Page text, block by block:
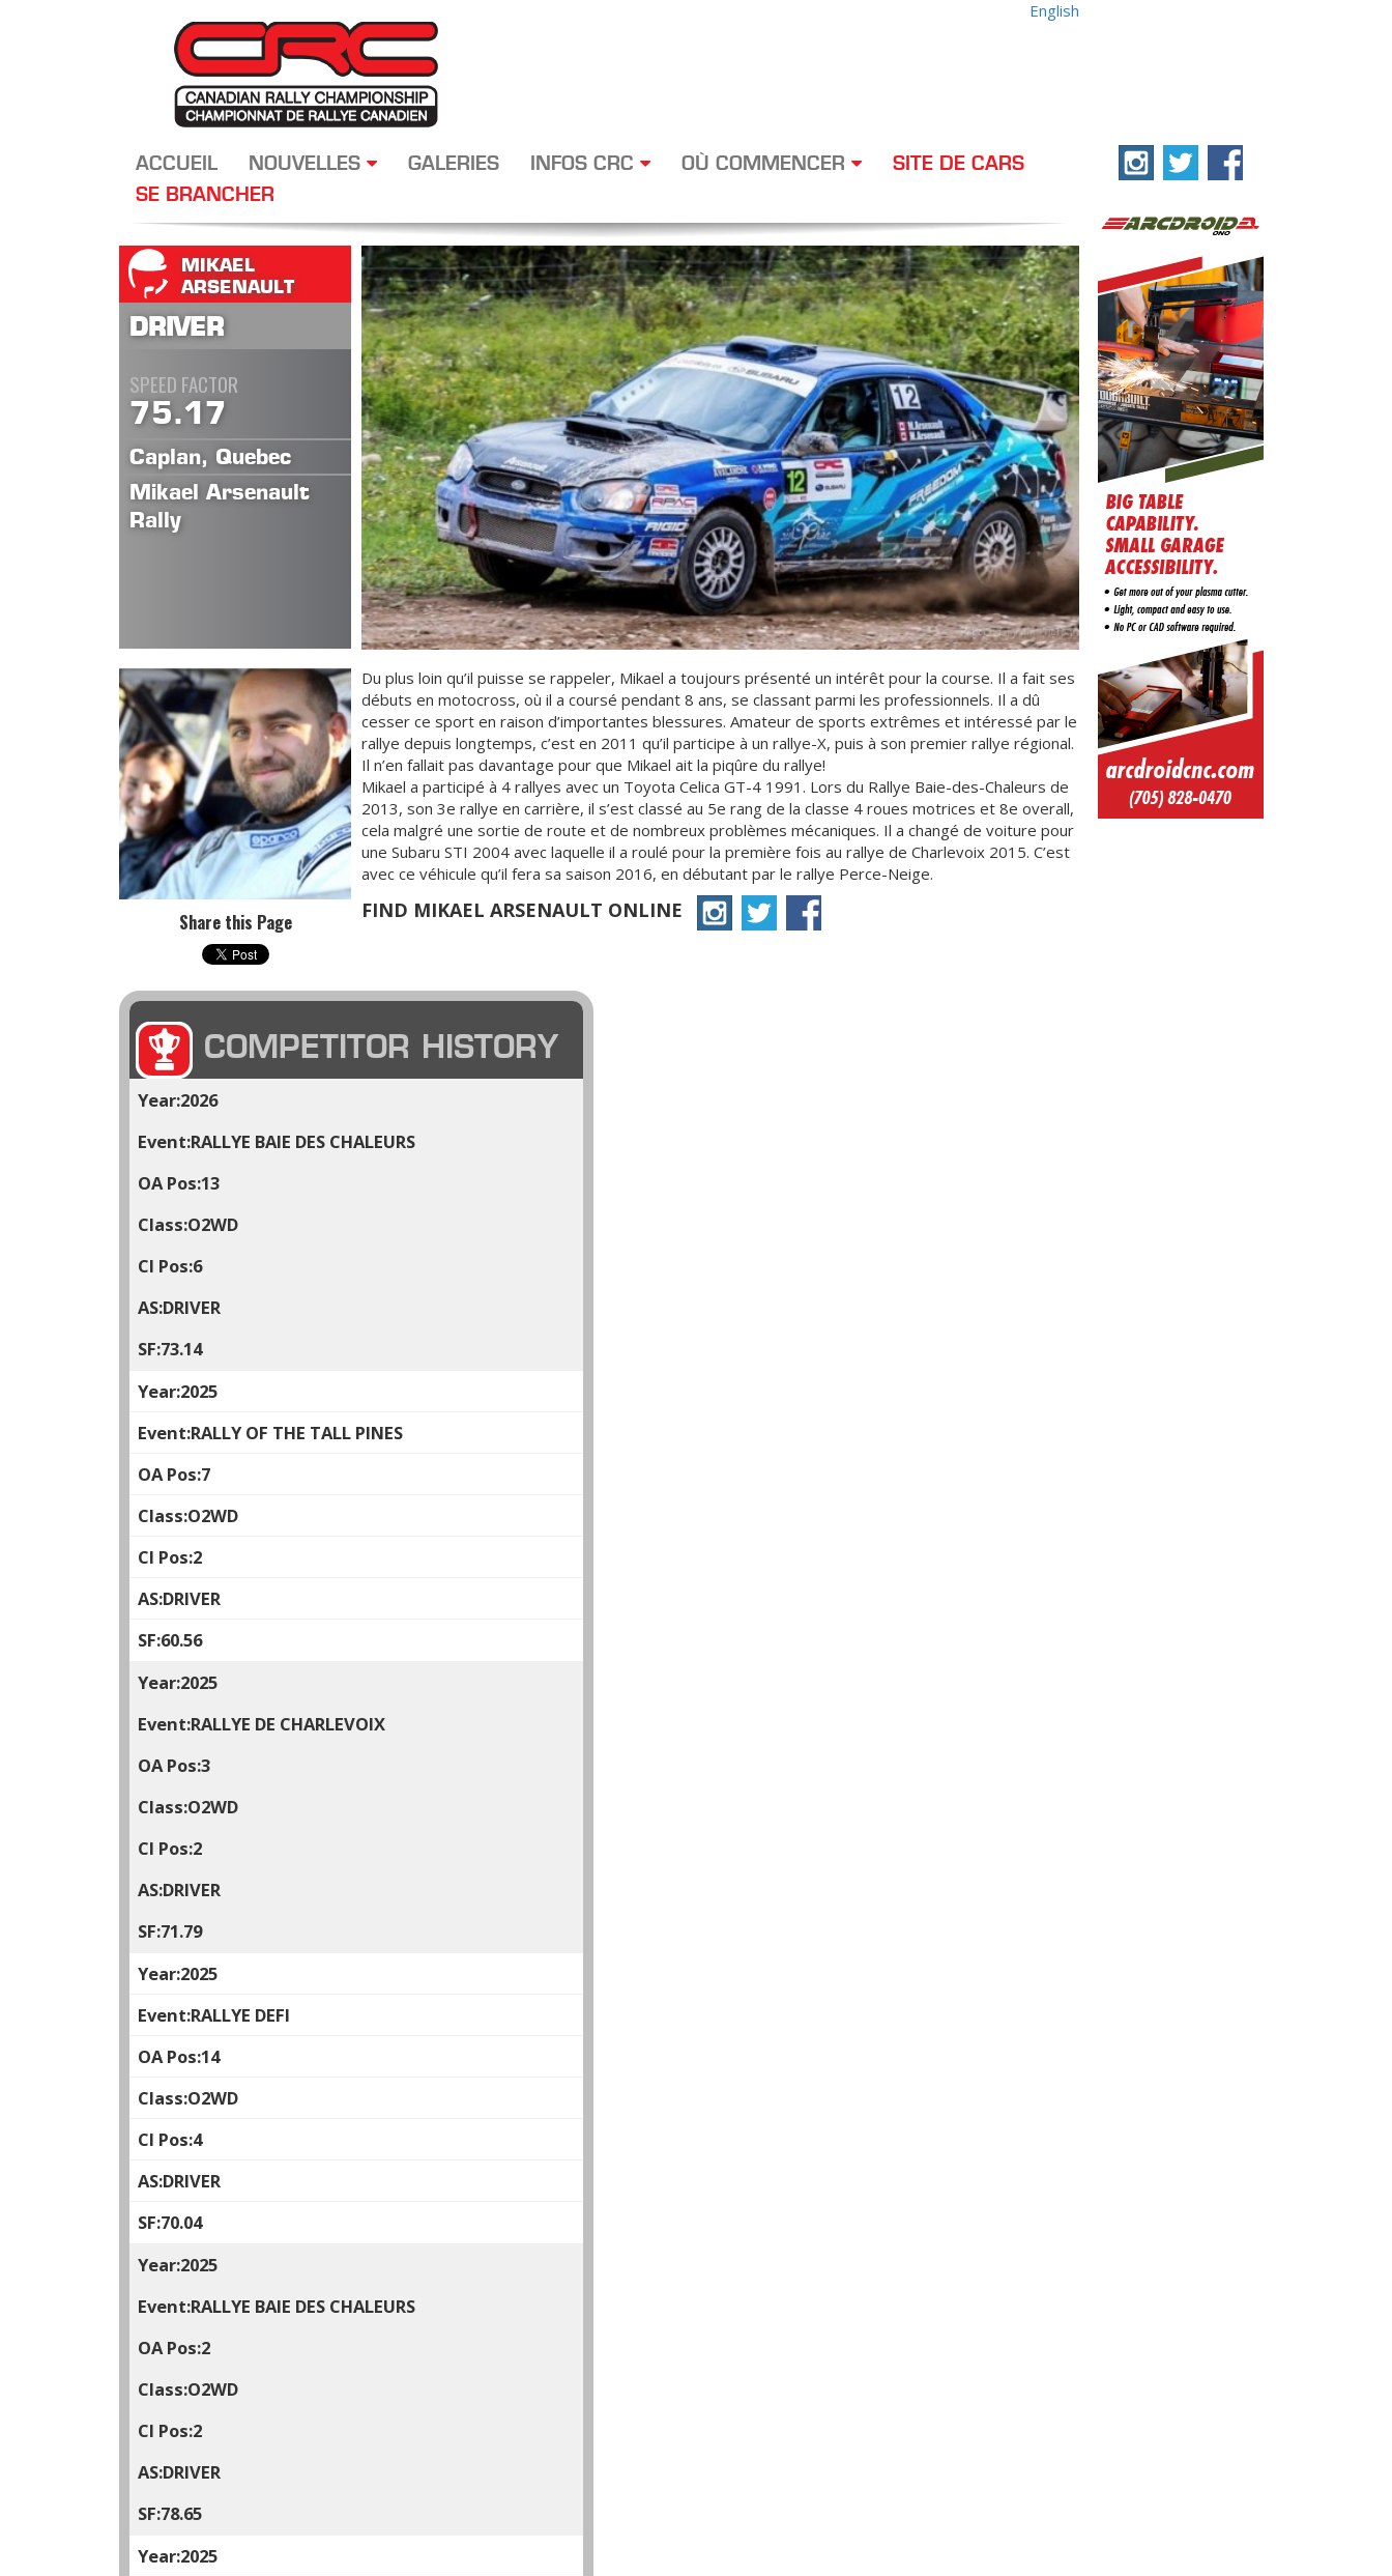
English
ACCUEIL NOUVELLES GALERIES INFOS CRC OÙ COMMENCER
SITE DE CARS
SE BRANCHER
MIKAEL
ARSENAULT
DRIVER
SPEED FACTOR
75.17
Caplan, Quebec
Mikael Arsenault
Rally
Share this Page
Du plus loin qu’il puisse se rappeler, Mikael a toujours présenté un intérêt pour la course. Il a fait ses
débuts en motocross, où il a coursé pendant 8 ans, se classant parmi les professionnels. Il a dû
cesser ce sport en raison d’importantes blessures. Amateur de sports extrêmes et intéressé par le
rallye depuis longtemps, c’est en 2011 qu’il participe à un rallye-X, puis à son premier rallye régional.
Il n’en fallait pas davantage pour que Mikael ait la piqûre du rallye!
Mikael a participé à 4 rallyes avec un Toyota Celica GT-4 1991. Lors du Rallye Baie-des-Chaleurs de
2013, son 3e rallye en carrière, il s’est classé au 5e rang de la classe 4 roues motrices et 8e overall,
cela malgré une sortie de route et de nombreux problèmes mécaniques. Il a changé de voiture pour
une Subaru STI 2004 avec laquelle il a roulé pour la première fois au rallye de Charlevoix 2015. C’est
avec ce véhicule qu’il fera sa saison 2016, en débutant par le rallye Perce-Neige.
FIND MIKAEL ARSENAULT ONLINE
COMPETITOR HISTORY
2026
RALLYE BAIE DES CHALEURS
13
O2WD
6
DRIVER
73.14
2025
RALLY OF THE TALL PINES
7
O2WD
2
DRIVER
60.56
2025
RALLYE DE CHARLEVOIX
3
O2WD
2
DRIVER
71.79
2025
RALLYE DEFI
14
O2WD
4
DRIVER
70.04
2025
RALLYE BAIE DES CHALEURS
2
O2WD
2
DRIVER
78.65
2025